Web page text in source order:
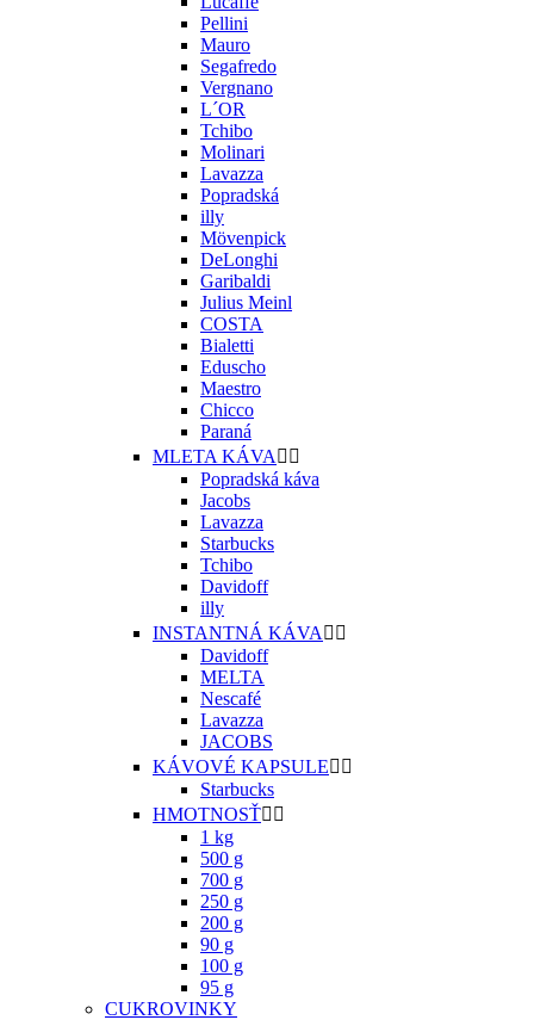
Pellini
Mauro
Segafredo
Vergnano
L´OR
Tchibo
Molinari
Lavazza
Popradská
illy
Mövenpick
DeLonghi
Garibaldi
Julius Meinl
COSTA
Bialetti
Eduscho
Maestro
Chicco
Paraná
MLETA KÁVA  
Popradská káva
Jacobs
Lavazza
Starbucks
Tchibo
Davidoff
illy
INSTANTNÁ KÁVA  
Davidoff
MELTA
Nescafé
Lavazza
JACOBS
KÁVOVÉ KAPSULE 
Starbucks
HMOTNOSŤ 
1 kg
500 g
700 g
250 g
200 g
90 g
100 g
95 g
CUKROVINKY